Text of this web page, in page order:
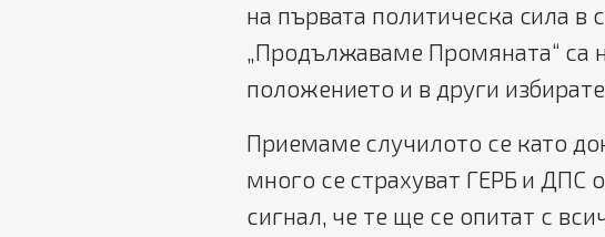
на първата политическа сила в
„Продължаваме Промяната“ са
положението и в други
Приемаме случилото се като
много се страхуват ГЕРБ и ДПС
сигнал, че те ще се опитат с